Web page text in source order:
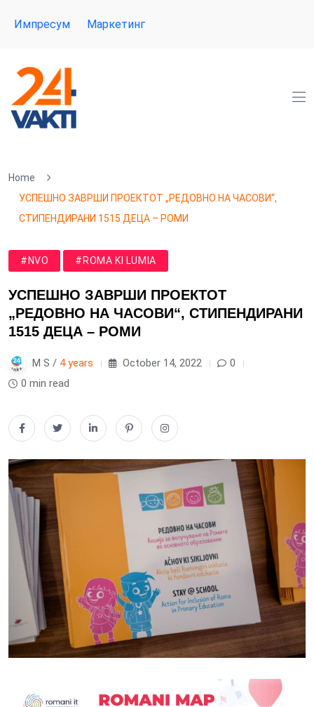
Импресум Маркетинг
Home
УСПЕШНО ЗАВРШИ ПРОЕКТОТ „РЕДОВНО НА ЧАСОВИ“,
СТИПЕНДИРАНИ 1515 ДЕЦА – РОМИ
#NVO #ROMA KI LUMIA
УСПЕШНО ЗАВРШИ ПРОЕКТОТ
„РЕДОВНО НА ЧАСОВИ“, СТИПЕНДИРАНИ
1515 ДЕЦА – РОМИ
M S / 4 years October 14, 2022
0
0 min read